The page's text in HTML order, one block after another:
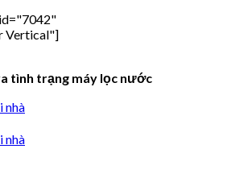
Vertical"]
tình trạng máy lọc nước